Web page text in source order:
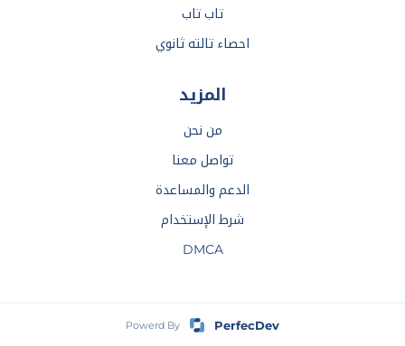
تاب تاب
احصاء تالته ثانوي
المزيد
من نحن
تواصل معنا
الدعم والمساعدة
شرط الإستخدام
DMCA
Powerd By PerfecDev